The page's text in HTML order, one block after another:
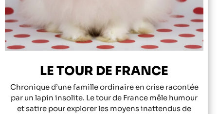
LE TOUR DE FRANCE
Chronique d’une famille ordinaire en crise racontée
par un lapin insolite. Le tour de France mêle humour
et satire pour explorer les moyens inattendus de